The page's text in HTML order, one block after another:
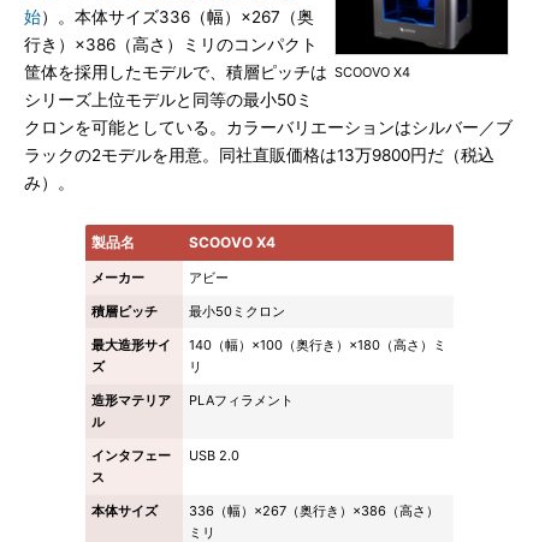
SCOOVO X4
始）。本体サイズ336（幅）×267（奥
行き）×386（高さ）ミリのコンパクト
筐体を採用したモデルで、積層ピッチは
シリーズ上位モデルと同等の最小50ミ
クロンを可能としている。カラーバリエーションはシルバー／ブ
ラックの2モデルを用意。同社直販価格は13万9800円だ（税込
み）。
製品名 SCOOVO X4
メーカー
アビー
積層ピッチ
最小50ミクロン
最大造形サイ
ズ
140（幅）×100（奥行き）×180（高さ）ミ
リ
造形マテリア
ル
PLAフィラメント
インタフェー
ス
USB 2.0
本体サイズ
336（幅）×267（奥行き）×386（高さ）
ミリ